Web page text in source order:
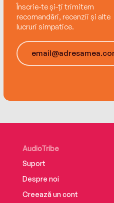
Înscrie-te și-ți trimitem
recomandări, recenzii și alte
lucruri simpatice.
AudioTribe
Suport
Despre noi
Creează un cont